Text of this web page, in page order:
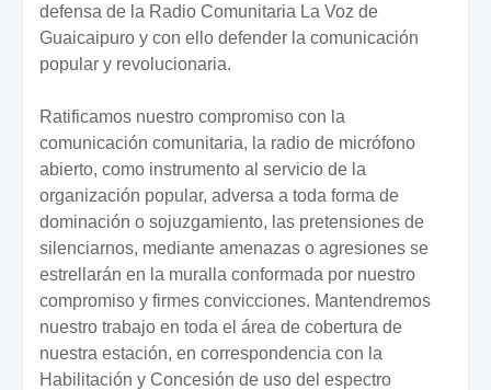
defensa de la Radio Comunitaria La Voz de
Guaicaipuro y con ello defender la comunicación
popular y revolucionaria.
Ratificamos nuestro compromiso con la
comunicación comunitaria, la radio de micrófono
abierto, como instrumento al servicio de la
organización popular, adversa a toda forma de
dominación o sojuzgamiento, las pretensiones de
silenciarnos, mediante amenazas o agresiones se
estrellarán en la muralla conformada por nuestro
compromiso y firmes convicciones. Mantendremos
nuestro trabajo en toda el área de cobertura de
nuestra estación, en correspondencia con la
Habilitación y Concesión de uso del espectro